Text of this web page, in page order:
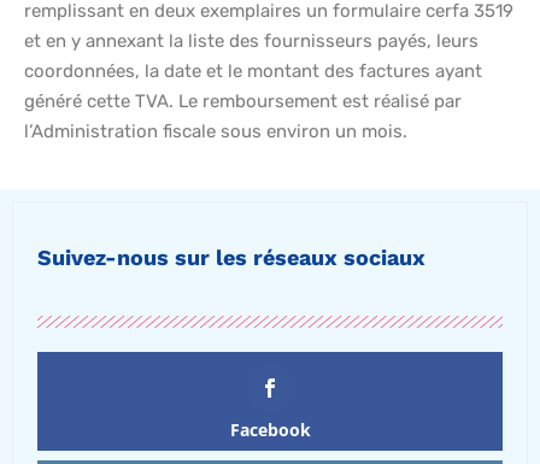
remplissant en deux exemplaires un formulaire cerfa 3519
et en y annexant la liste des fournisseurs payés, leurs
coordonnées, la date et le montant des factures ayant
généré cette TVA. Le remboursement est réalisé par
l’Administration fiscale sous environ un mois.
Suivez-nous sur les réseaux sociaux
Facebook